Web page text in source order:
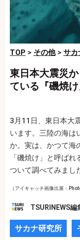
TOP > その他> サカ
東日本大震災
ている『磯焼
3月11日、東日本大
います。三陸の海は
か。実は、かつて海
「磯焼け」と呼ば
ついて調べてみまし
（アイキャッチ画像出展：
TSURINEWS編
サカナ研究所